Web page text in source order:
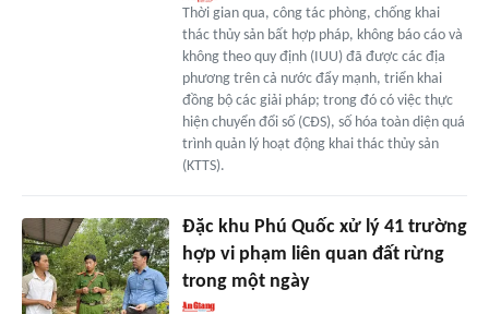
Thời gian qua, công tác phòng, chống khai
thác thủy sản bất hợp pháp, không báo cáo và
không theo quy định (IUU) đã được các địa
phương trên cả nước đẩy mạnh, triển khai
đồng bộ các giải pháp; trong đó có việc thực
hiện chuyển đổi số (CĐS), số hóa toàn diện quá
trình quản lý hoạt động khai thác thủy sản
(KTTS).
Đặc khu Phú Quốc xử lý 41 trường
hợp vi phạm liên quan đất rừng
trong một ngày